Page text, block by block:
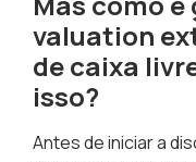
valuation
de caixa
isso?
Antes de iniciar a